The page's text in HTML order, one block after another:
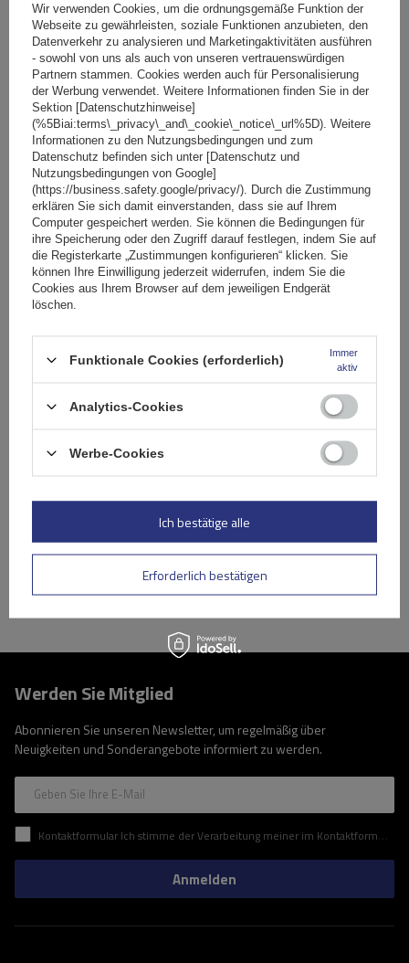
In den
Warenkorb
SONDERANGEBOT
Dachträger für offene Dachreling (schwarz)
58,20 €
In den
Werden Sie Mitglied
Abonnieren Sie unseren Newsletter, um regelmäßig über
Neuigkeiten und Sonderangebote informiert zu werden.
Geben Sie Ihre E-Mail
Kontaktformular Ich stimme der Verarbeitung meiner im Kontaktformular enthaltenen personenbezogenen Daten gemäß der Verordnung (EU) des Europäischen Parlaments und des Rates zu.
Anmelden
Wir verwenden Cookies, um die ordnungsgemäße Funktion der
Webseite zu gewährleisten, soziale Funktionen anzubieten, den
Datenverkehr zu analysieren und Marketingaktivitäten ausführen
- sowohl von uns als auch von unseren vertrauenswürdigen
Partnern stammen. Cookies werden auch für Personalisierung
der Werbung verwendet. Weitere Informationen finden Sie in der
Sektion [Datenschutzhinweise]
(%5Biai:terms\_privacy\_and\_cookie\_notice\_url%5D). Weitere
Informationen zu den Nutzungsbedingungen und zum
Datenschutz befinden sich unter [Datenschutz und
Nutzungsbedingungen von Google]
(https://business.safety.google/privacy/). Durch die Zustimmung
erklären Sie sich damit einverstanden, dass sie auf Ihrem
Computer gespeichert werden. Sie können die Bedingungen für
ihre Speicherung oder den Zugriff darauf festlegen, indem Sie auf
die Registerkarte „Zustimmungen konfigurieren“ klicken. Sie
können Ihre Einwilligung jederzeit widerrufen, indem Sie die
Cookies aus Ihrem Browser auf dem jeweiligen Endgerät
löschen.
Funktionale Cookies (erforderlich)
Immer
aktiv
Analytics-Cookies
Werbe-Cookies
Erforderlich bestätigen
Ich bestätige alle